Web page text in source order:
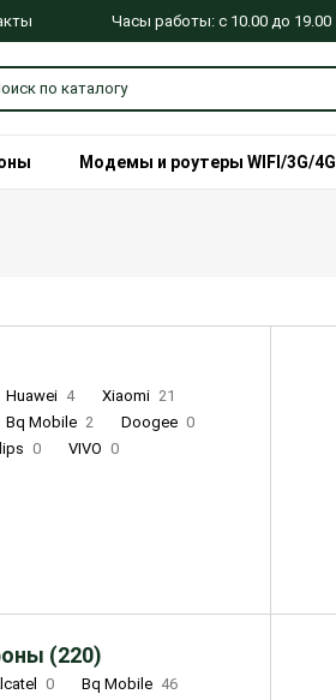
Часы работы: с 10.00 до 19.00
Модемы и роутеры WIFI/3G/4G
Huawei 4 Xiaomi 21
Bq Mobile 2 Doogee 0
0 VIVO 0
(220)
0 Bq Mobile 46